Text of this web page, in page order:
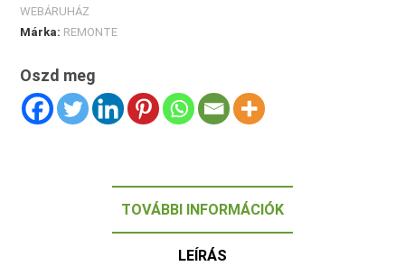
WEBÁRUHÁZ
Márka: REMONTE
Oszd meg
TOVÁBBI INFORMÁCIÓK
LEÍRÁS